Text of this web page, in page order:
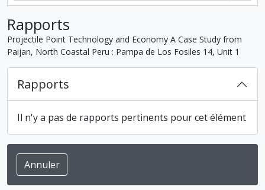
Rapports
Projectile Point Technology and Economy A Case Study from
Paijan, North Coastal Peru : Pampa de Los Fosiles 14, Unit 1
Rapports
Il n'y a pas de rapports pertinents pour cet élément
Annuler